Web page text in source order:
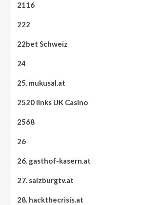
2116
222
22bet Schweiz
24
25. mukusal.at
2520 links UK Casino
2568
26
26. gasthof-kasern.at
27. salzburgtv.at
28. hackthecrisis.at